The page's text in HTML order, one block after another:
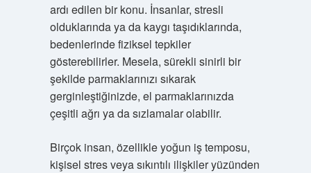
ardı edilen bir konu. İnsanlar, stresli
olduklarında ya da kaygı taşıdıklarında,
bedenlerinde fiziksel tepkiler
gösterebilirler. Mesela, sürekli sinirli bir
şekilde parmaklarınızı sıkarak
gerginleştiğinizde, el parmaklarınızda
çeşitli ağrı ya da sızlamalar olabilir.
Birçok insan, özellikle yoğun iş temposu,
kişisel stres veya sıkıntılı ilişkiler yüzünden